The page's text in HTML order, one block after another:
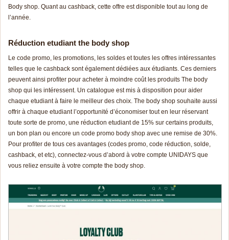
Body shop. Quant au cashback, cette offre est disponible tout au long de
l’année.
Réduction etudiant the body shop
Le code promo, les promotions, les soldes et toutes les offres intéressantes
telles que le cashback sont également dédiées aux étudiants. Ces derniers
peuvent ainsi profiter pour acheter à moindre coût les produits The body
shop qui les intéressent. Un catalogue est mis à disposition pour aider
chaque etudiant à faire le meilleur des choix. The body shop souhaite aussi
offrir à chaque etudiant l’opportunité d’économiser tout en leur réservant
toute sorte de promo, une réduction etudiant de 15% sur certains produits,
un bon plan ou encore un code promo body shop avec une remise de 30%.
Pour profiter de tous ces avantages (codes promo, code réduction, solde,
cashback, et etc), connectez-vous d’abord à votre compte UNIDAYS que
vous reliez ensuite à votre compte the body shop.